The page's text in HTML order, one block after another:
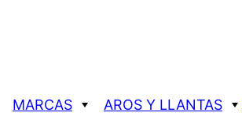
MARCAS AROS Y LLANTAS